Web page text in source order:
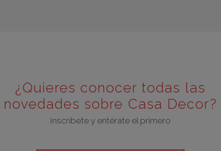
¿Quieres conocer todas las
novedades sobre Casa Decor?
Inscríbete y entérate el primero